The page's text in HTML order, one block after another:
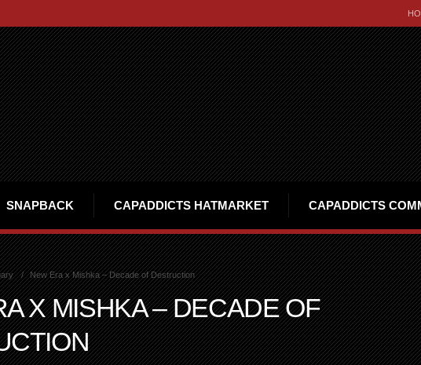
SNAPBACK CAPADDICTS HATMARKET CAPADDICTS
New Era x Mishka – Decade of Destruction
X MISHKA – DECADE OF